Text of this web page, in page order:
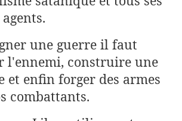
une guerre il faut
l'ennemi, construire une
et enfin forger des armes
combattants.